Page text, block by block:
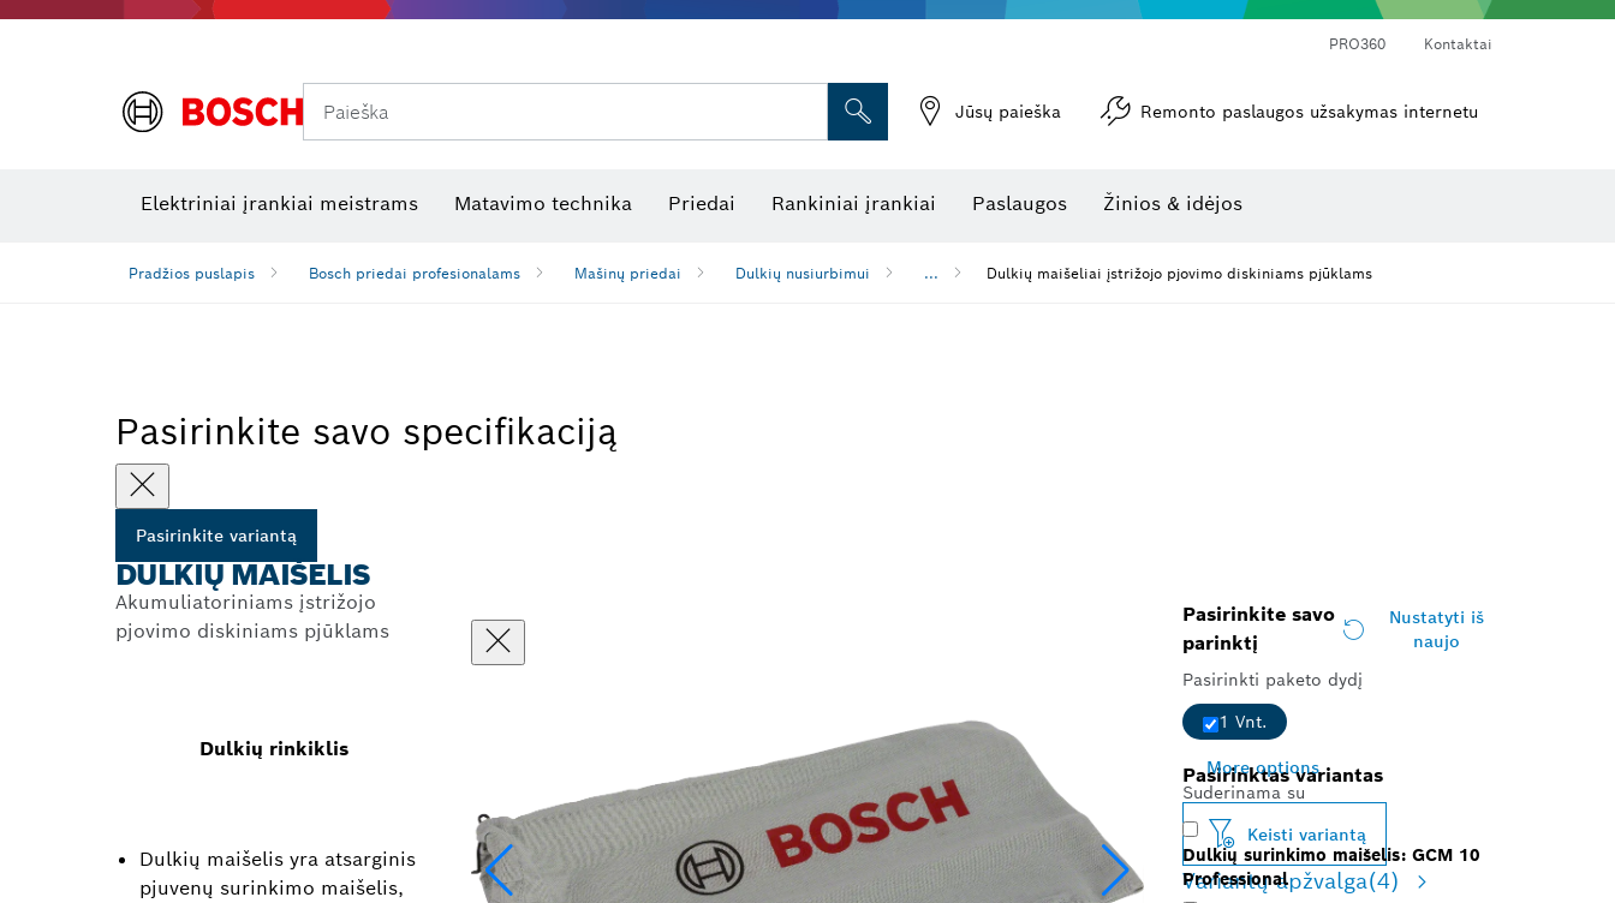
PRO360 Kontaktai
Paieška Jūsų paieška Remonto paslaugos užsakymas internetu
Elektriniai įrankiai meistrams Matavimo technika Priedai Rankiniai įrankiai Paslaugos Žinios & idėjos
Pradžios puslapis Bosch priedai profesionalams Mašinų priedai Dulkių nusiurbimui ... Dulkių maišeliai įstrižojo pjovimo diskiniams pjūklams
Pasirinkite savo specifikaciją
Pasirinkite variantą
DULKIŲ MAIŠELIS
Akumuliatoriniams įstrižojo
pjovimo diskiniams pjūklams
Dulkių rinkiklis
Dulkių maišelis yra atsarginis
pjuvenų surinkimo maišelis,
Pasirinkite savo
parinktį
Nustatyti iš
naujo
Pasirinkti paketo dydį
1 Vnt.
More options
Suderinama su
Dulkių surinkimo maišelis: GCM 10
Professional
Pasirinktas variantas
Keisti variantą
Variantų apžvalga(4)